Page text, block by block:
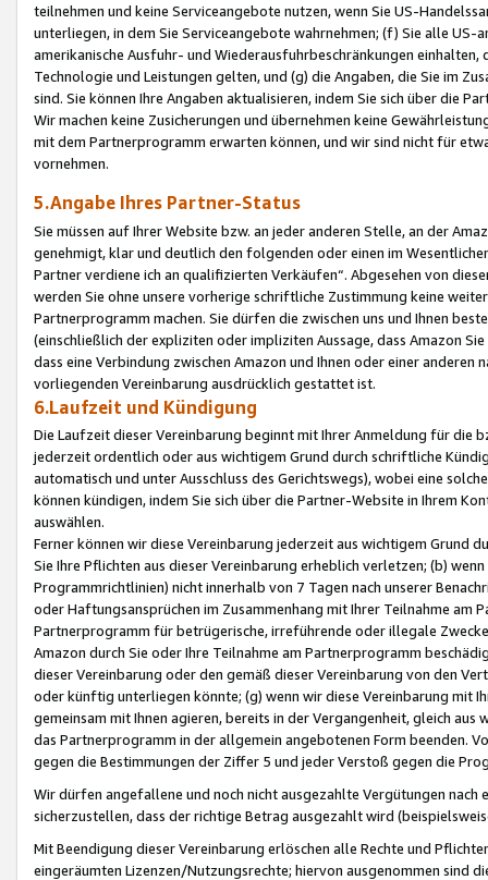
teilnehmen und keine Serviceangebote nutzen, wenn Sie US-
unterliegen, in dem Sie Serviceangebote wahrnehmen; (f) Sie alle
amerikanische Ausfuhr- und Wiederausfuhrbeschränkungen
Technologie und Leistungen gelten, und (g) die Angaben, die Sie im
sind. Sie können Ihre Angaben aktualisieren, indem Sie sich über die
Wir machen keine Zusicherungen und übernehmen keine
mit dem Partnerprogramm erwarten können, und wir sind nicht für
vornehmen.
5.Angabe Ihres Partner-Status
Sie müssen auf Ihrer Website bzw. an jeder anderen Stelle, an der
genehmigt, klar und deutlich den folgenden oder einen im
Partner verdiene ich an qualifizierten Verkäufen“. Abgesehen von
werden Sie ohne unsere vorherige schriftliche Zustimmung keine
Partnerprogramm machen. Sie dürfen die zwischen uns und Ihnen
(einschließlich der expliziten oder impliziten Aussage, dass Amazon
dass eine Verbindung zwischen Amazon und Ihnen oder einer
vorliegenden Vereinbarung ausdrücklich gestattet ist.
6.Laufzeit und Kündigung
Die Laufzeit dieser Vereinbarung beginnt mit Ihrer Anmeldung für die
jederzeit ordentlich oder aus wichtigem Grund durch schriftliche
automatisch und unter Ausschluss des Gerichtswegs), wobei eine
können kündigen, indem Sie sich über die Partner-Website in Ihrem
auswählen.
Ferner können wir diese Vereinbarung jederzeit aus wichtigem Grund
Sie Ihre Pflichten aus dieser Vereinbarung erheblich verletzen; (b)
Programmrichtlinien) nicht innerhalb von 7 Tagen nach unserer
oder Haftungsansprüchen im Zusammenhang mit Ihrer Teilnahme am
Partnerprogramm für betrügerische, irreführende oder illegale
Amazon durch Sie oder Ihre Teilnahme am Partnerprogramm
dieser Vereinbarung oder den gemäß dieser Vereinbarung von den
oder künftig unterliegen könnte; (g) wenn wir diese Vereinbarung mit
gemeinsam mit Ihnen agieren, bereits in der Vergangenheit, gleich
das Partnerprogramm in der allgemein angebotenen Form beenden.
gegen die Bestimmungen der Ziffer 5 und jeder Verstoß gegen die
Wir dürfen angefallene und noch nicht ausgezahlte Vergütungen
sicherzustellen, dass der richtige Betrag ausgezahlt wird
Mit Beendigung dieser Vereinbarung erlöschen alle Rechte und
eingeräumten Lizenzen/Nutzungsrechte; hiervon ausgenommen sind